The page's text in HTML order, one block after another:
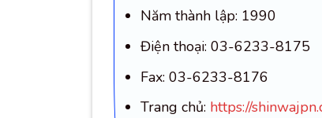
Năm thành lập: 1990
Điện thoại: 03-6233-8175
Fax: 03-6233-8176
Trang chủ: https://